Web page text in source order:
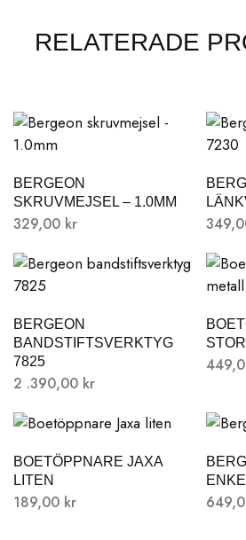
RELATERADE
BERGEON
SKRUVMEJSEL – 1.0MM
329,00 kr
BERGEON
BANDSTIFTSVERKTYG
7825
2 .390,00 kr
BOETÖPPNARE JAXA
LITEN
189,00 kr